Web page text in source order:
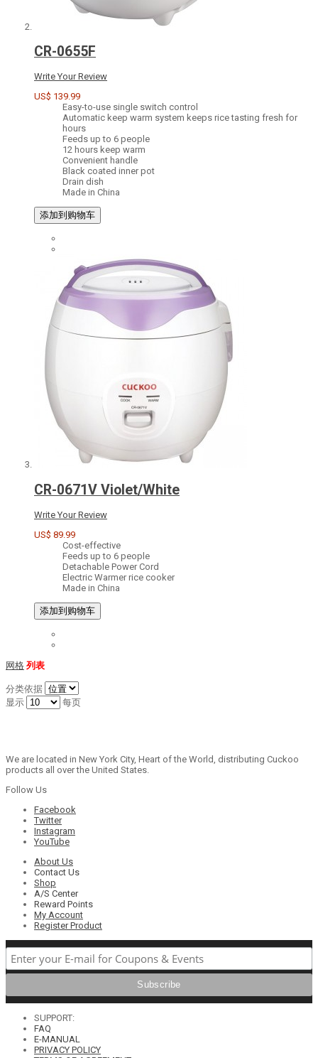
CR-0655F
Write Your Review
US$ 139.99
Easy-to-use single switch control
Automatic keep warm system keeps rice tasting fresh for
hours
Feeds up to 6 people
12 hours keep warm
Convenient handle
Black coated inner pot
Drain dish
Made in China
添加到购物车
CR-0671V Violet/White
Write Your Review
US$ 89.99
Cost-effective
Feeds up to 6 people
Detachable Power Cord
Electric Warmer rice cooker
Made in China
添加到购物车
网格 列表
分类依据
显示
每页
We are located in New York City, Heart of the World, distributing Cuckoo
products all over the United States.
Follow Us
Facebook
Twitter
Instagram
YouTube
About Us
Contact Us
Shop
A/S Center
Reward Points
My Account
Register Product
SUPPORT:
FAQ
E-MANUAL
PRIVACY POLICY